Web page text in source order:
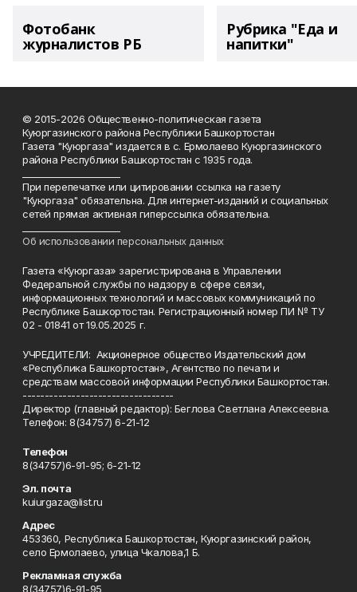
Фотобанк
журналистов РБ
Рубрика "Еда и
напитки"
© 2015-2026 Общественно-политическая газета
Куюргазинского района Республики Башкортостан
Газета "Куюргаза" издается в с. Ермолаево Куюргазинского
района Республики Башкортостан с 1935 года.
При перепечатке или цитировании ссылка на газету
"Куюргаза" обязательна. Для интернет-изданий и социальных
сетей прямая активная гиперссылка обязательна.
Об использовании персональных данных
Газета «Куюргаза» зарегистрирована в Управлении
Федеральной службы по надзору в сфере связи,
информационных технологий и массовых коммуникаций по
Республике Башкортостан. Регистрационный номер ПИ № ТУ
02 - 01841 от 19.05.2025 г.
УЧРЕДИТЕЛИ: Акционерное общество Издательский дом
«Республика Башкортостан», Агентство по печати и
средствам массовой информации Республики Башкортостан.
----------------------------------
Директор (главный редактор): Беглова Светлана Алексеевна.
Телефон: 8(34757) 6-21-12
Телефон
8(34757)6-91-95; 6-21-12
Эл. почта
kuiurgaza@list.ru
Адрес
453360, Республика Башкортостан, Куюргазинский район,
село Ермолаево, улица Чкалова,1 Б.
Рекламная служба
8(34757)6-91-95